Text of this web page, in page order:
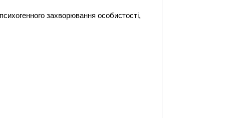
захворювання особистості,